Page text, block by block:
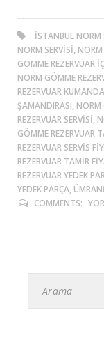
ISTANBUL NORM
NORM SERVISI,
GÖMME REZERVUAR
NORM GÖMME
REZERVUAR
ŞAMANDIRASI, NORM
REZERVUAR SERVISI,
GÖMME REZERVUAR
REZERVUAR SERVIS
REZERVUAR TAMIR
REZERVUAR YEDEK
YEDEK PARÇA,
COMMENTS: